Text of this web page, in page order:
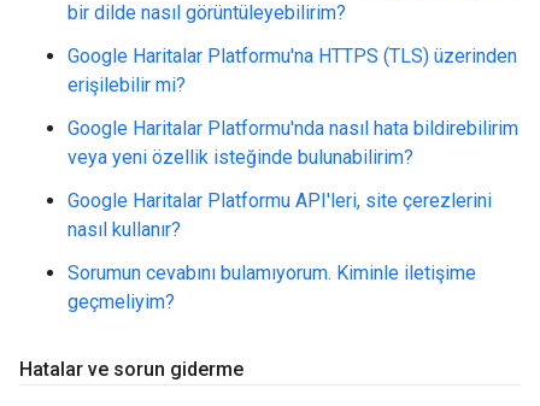
bir dilde nasıl görüntüleyebilirim?
Google Haritalar Platformu'na HTTPS (TLS) üzerinden
erişilebilir mi?
Google Haritalar Platformu'nda nasıl hata bildirebilirim
veya yeni özellik isteğinde bulunabilirim?
Google Haritalar Platformu API'leri, site çerezlerini
nasıl kullanır?
Sorumun cevabını bulamıyorum. Kiminle iletişime
geçmeliyim?
Hatalar ve sorun giderme